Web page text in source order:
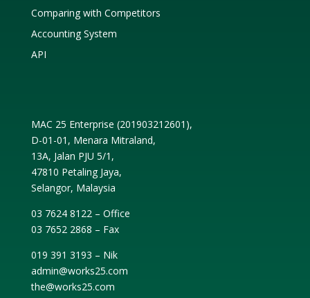
Comparing with Competitors
Accounting System
API
MAC 25 Enterprise (201903212601 ),
D-01-01, Menara Mitraland,
13A, Jalan PJU 5/1,
47810 Petaling Jaya,
Selangor, Malaysia
03 7624 8122 – Office
03 7652 2868 – Fax
019 391 3193 – Nik
admin@works25.com
the@works25.com